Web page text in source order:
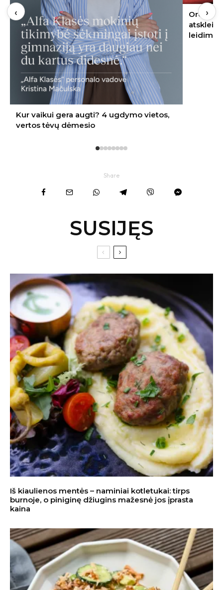
Oro kondicionierius bute: ekspertas
atskleidė, kur jį įrengti – nereikės nei
leidimo, nei kaimynų sutikimo
‹ ›
Share
SUSIJĘS
Iš kiaulienos mentės – naminiai kotletukai: tirps
burnoje, o piniginę džiugins mažesnė jos įprasta
kaina